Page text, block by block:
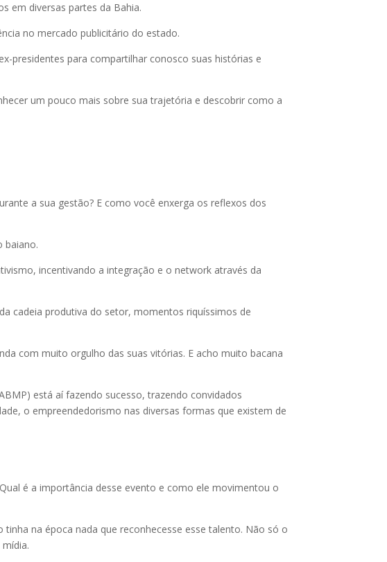
em diversas partes da Bahia.
no mercado publicitário do estado.
presidentes para compartilhar conosco suas histórias e
um pouco mais sobre sua trajetória e descobrir como a
a sua gestão? E como você enxerga os reflexos dos
baiano.
incentivando a integração e o network através da
cadeia produtiva do setor, momentos riquíssimos de
com muito orgulho das suas vitórias. E acho muito bacana
está aí fazendo sucesso, trazendo convidados
o empreendedorismo nas diversas formas que existem de
é a importância desse evento e como ele movimentou o
na época nada que reconhecesse esse talento. Não só o